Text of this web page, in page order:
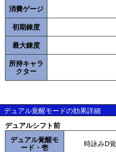
消費ゲージ
初期錬度
最大錬度
所持キャラ
クター
デュアル覚醒モードの効果詳細
デュアルシフト前
デュアル覚醒モ
ード・壱
時詠みD